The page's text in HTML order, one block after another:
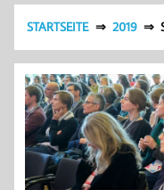
STARTSEITE 2019